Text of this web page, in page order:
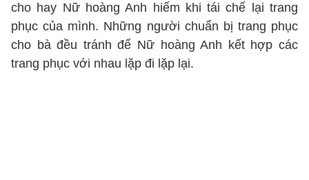
cho hay Nữ hoàng Anh hiếm khi tái chế lại trang
phục của mình. Những người chuẩn bị trang phục
cho bà đều tránh để Nữ hoàng Anh kết hợp các
trang phục với nhau lặp đi lặp lại.